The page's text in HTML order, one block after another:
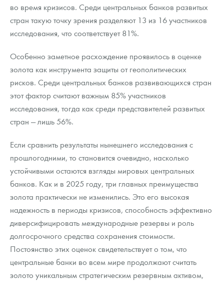
во время кризисов. Среди центральных банков развитых
стран такую точку зрения разделяют 13 из 16 участников
исследования, что соответствует 81%.
Особенно заметное расхождение проявилось в оценке
золота как инструмента защиты от геополитических
рисков. Среди центральных банков развивающихся стран
этот фактор считают важным 85% участников
исследования, тогда как среди представителей развитых
стран — лишь 56%.
Если сравнить результаты нынешнего исследования с
прошлогодними, то становится очевидно, насколько
устойчивыми остаются взгляды мировых центральных
банков. Как и в 2025 году, три главных преимущества
золота практически не изменились. Это его высокая
надежность в периоды кризисов, способность эффективно
диверсифицировать международные резервы и роль
долгосрочного средства сохранения стоимости.
Постоянство этих оценок свидетельствует о том, что
центральные банки во всем мире продолжают считать
золото уникальным стратегическим резервным активом,